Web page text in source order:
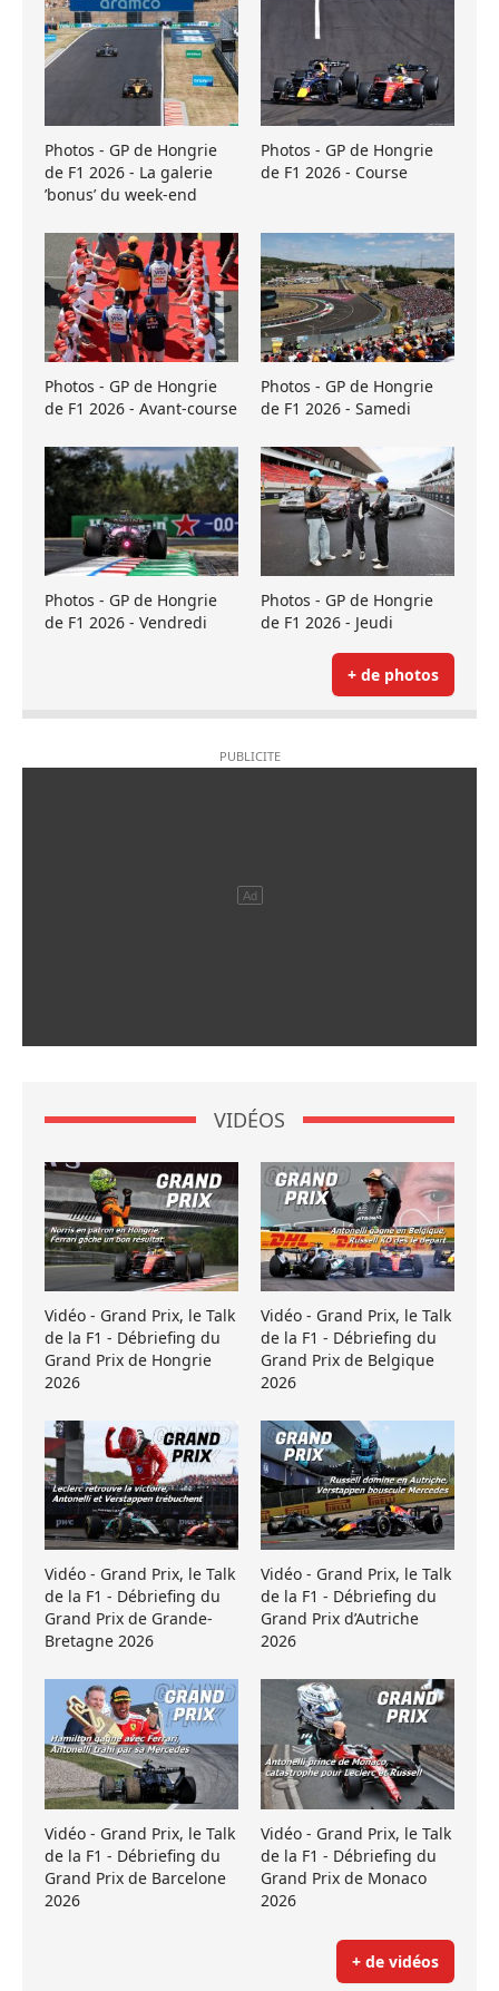
Photos - GP de Hongrie
de F1 2026 - La galerie
’bonus’ du week-end
Photos - GP de Hongrie
de F1 2026 - Course
Photos - GP de Hongrie
de F1 2026 - Avant-course
Photos - GP de Hongrie
de F1 2026 - Samedi
Photos - GP de Hongrie
de F1 2026 - Vendredi
Photos - GP de Hongrie
de F1 2026 - Jeudi
+ de photos
VIDÉOS
Vidéo - Grand Prix, le Talk
de la F1 - Débriefing du
Grand Prix de Hongrie
2026
Vidéo - Grand Prix, le Talk
de la F1 - Débriefing du
Grand Prix de Belgique
2026
Vidéo - Grand Prix, le Talk
de la F1 - Débriefing du
Grand Prix de Grande-
Bretagne 2026
Vidéo - Grand Prix, le Talk
de la F1 - Débriefing du
Grand Prix d’Autriche
2026
Vidéo - Grand Prix, le Talk
de la F1 - Débriefing du
Grand Prix de Barcelone
2026
Vidéo - Grand Prix, le Talk
de la F1 - Débriefing du
Grand Prix de Monaco
2026
+ de vidéos